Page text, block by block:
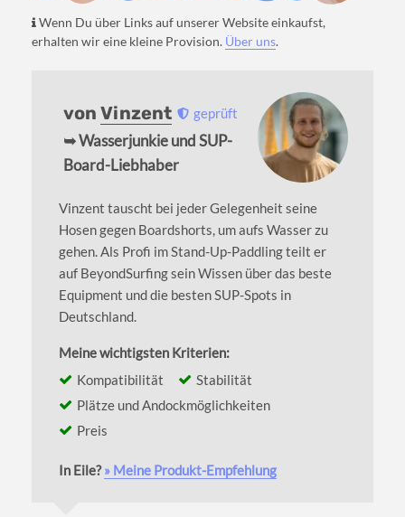
Wenn Du über Links auf unserer Website einkaufst,
erhalten wir eine kleine Provision. Über uns.
vonVinzent geprüft
➥ Wasserjunkie und SUP-
Board-Liebhaber
Vinzent tauscht bei jeder Gelegenheit seine
Hosen gegen Boardshorts, um aufs Wasser zu
gehen. Als Profi im Stand-Up-Paddling teilt er
auf BeyondSurfing sein Wissen über das beste
Equipment und die besten SUP-Spots in
Deutschland.
Meine wichtigsten Kriterien:
Kompatibilität
Stabilität
Plätze und Andockmöglichkeiten
Preis
In Eile?» Meine Produkt-Empfehlung